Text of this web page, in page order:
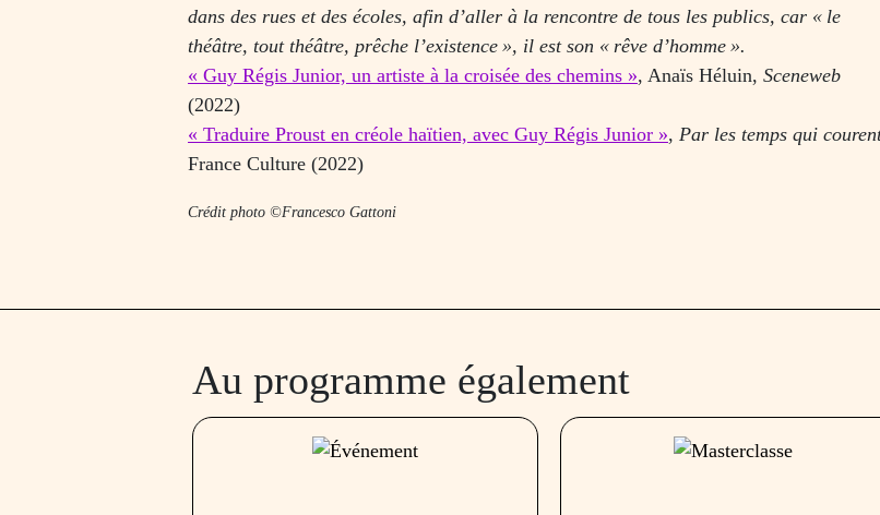
dans des rues et des écoles, afin d’aller à la rencontre de tous les publics, car « le
théâtre, tout théâtre, prêche l’existence », il est son « rêve d’homme ».
« Guy Régis Junior, un artiste à la croisée des chemins », Anaïs Héluin, Sceneweb
(2022)
« Traduire Proust en créole haïtien, avec Guy Régis Junior », Par les temps qui
France Culture (2022)
Crédit photo ©Francesco Gattoni
Au programme également